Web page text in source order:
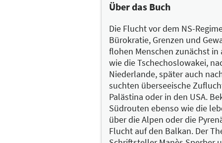
Katerina Poladjan muss
zu, dass wir uns selbst
es, der diese Geschichte
Filmregisseur, der die
verändert.
Davon erzählt Poladjan:
bröckelnden Villa aus den
und sich immer tiefer in
Poladjans federleichtes
Disposition nicht nur auf -
Über das Buch
Die Flucht vor dem NS-
Bürokratie, Grenzen und
flohen Menschen zunächst
wie die Tschechoslowakei,
Niederlande, später auch
suchten überseeische
Palästina oder in den USA.
Südrouten ebenso wie die
über die Alpen oder die
Flucht auf den Balkan. Der